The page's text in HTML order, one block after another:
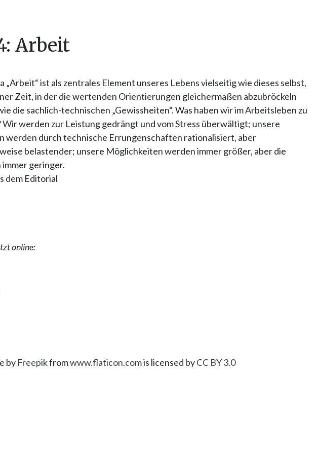
Arbeit
„Arbeit“ ist als zentrales Element unseres Lebens vielseitig wie dieses selbst,
Zeit, in der die wertenden Orientierungen gleichermaßen abzubröckeln
die sachlich-technischen „Gewissheiten“. Was haben wir im Arbeitsleben zu
werden zur Leistung gedrängt und vom Stress überwältigt; unsere
werden durch technische Errungenschaften rationalisiert, aber
belastender; unsere Möglichkeiten werden immer größer, aber die
geringer.
dem Editorial
online:
by Freepikfromwww.flaticon.comis licensed byCC BY 3.0